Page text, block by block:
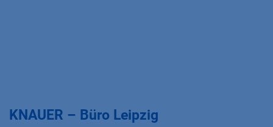
KNAUER – Büro Leipzig